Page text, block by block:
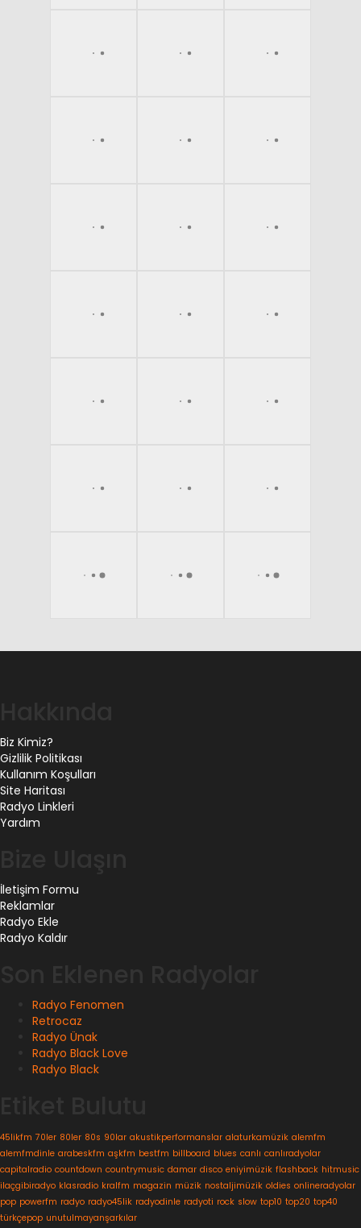
Biz Kimiz?
Gizlilik Politikası
Kullanım Koşulları
Site Haritası
Radyo Linkleri
Yardım
İletişim Formu
Reklamlar
Radyo Ekle
Radyo Kaldır
Radyo Fenomen
Retrocaz
Radyo Ünak
Radyo Black Love
Radyo Black
45likfm 70ler 80ler 80s 90lar akustikperformanslar alaturkamüzik alemfm
alemfmdinle arabeskfm aşkfm bestfm billboard blues canlı canlıradyolar
capitalradio countdown countrymusic damar disco eniyimüzik flashback hitmusic
ilaçgibiradyo klasradio kralfm magazin müzik nostaljimüzik oldies onlineradyolar
pop powerfm radyo radyo45lik radyodinle radyoti rock slow top10 top20 top40
türkçepop unutulmayanşarkılar